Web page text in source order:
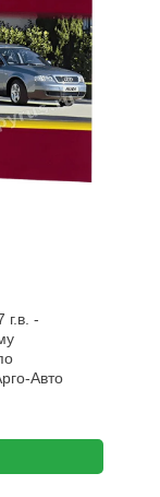
г.в. -
Авто